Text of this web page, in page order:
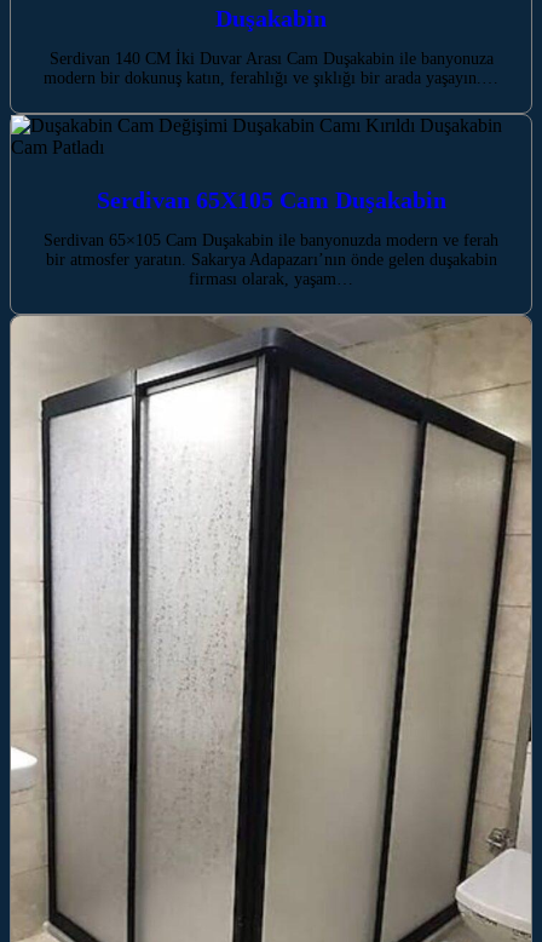
Duşakabin
Serdivan 140 CM İki Duvar Arası Cam Duşakabin ile banyonuza
modern bir dokunuş katın, ferahlığı ve şıklığı bir arada yaşayın.…
Serdivan 65X105 Cam Duşakabin
Serdivan 65×105 Cam Duşakabin ile banyonuzda modern ve ferah
bir atmosfer yaratın. Sakarya Adapazarı’nın önde gelen duşakabin
firması olarak, yaşam…